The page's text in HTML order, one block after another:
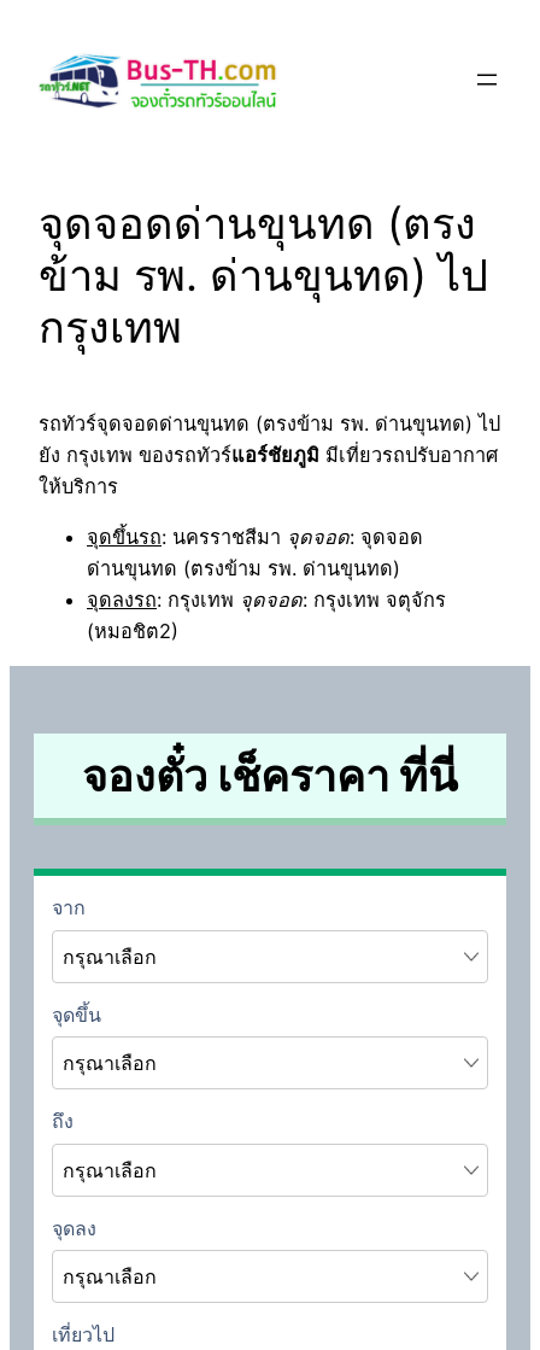
content
จุดจอดด่านขุนทด (ตรง
ข้าม รพ. ด่านขุนทด) ไป
กรุงเทพ
รถทัวร์จุดจอดด่านขุนทด (ตรงข้าม รพ. ด่านขุนทด) ไป
ยัง กรุงเทพ ของรถทัวร์แอร์ชัยภูมิ มีเที่ยวรถปรับอากาศ
ให้บริการ
จุดขึ้นรถ: นครราชสีมา จุดจอด: จุดจอด
ด่านขุนทด (ตรงข้าม รพ. ด่านขุนทด)
จุดลงรถ: กรุงเทพ จุดจอด: กรุงเทพ จตุจักร
(หมอชิต2)
จองตั๋ว เช็คราคา ที่นี่